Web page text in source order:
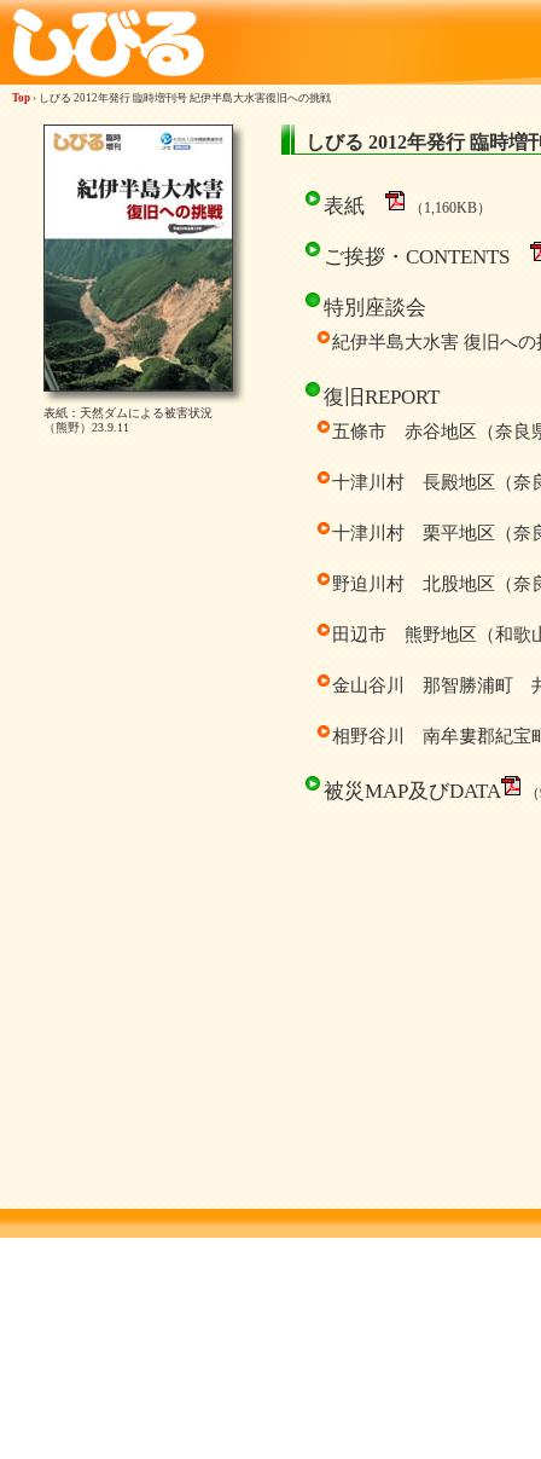
Top › しびる 2012年発行 臨時増刊号 紀伊半島大水害復旧への挑戦
表紙：天然ダムによる被害状況
（熊野）23.9.11
しびる 2012年発行 臨時
表紙 （1,160KB）
ご挨拶・CONTENTS
特別座談会
紀伊半島大水害 復旧への
復旧REPORT
五條市 赤谷地区（奈良
十津川村 長殿地区（奈
十津川村 栗平地区（奈
野迫川村 北股地区（奈
田辺市 熊野地区（和歌
金山谷川 那智勝浦町
相野谷川 南牟婁郡紀宝
被災MAP及びDATA